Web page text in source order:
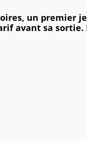
un premier
avant sa sortie.